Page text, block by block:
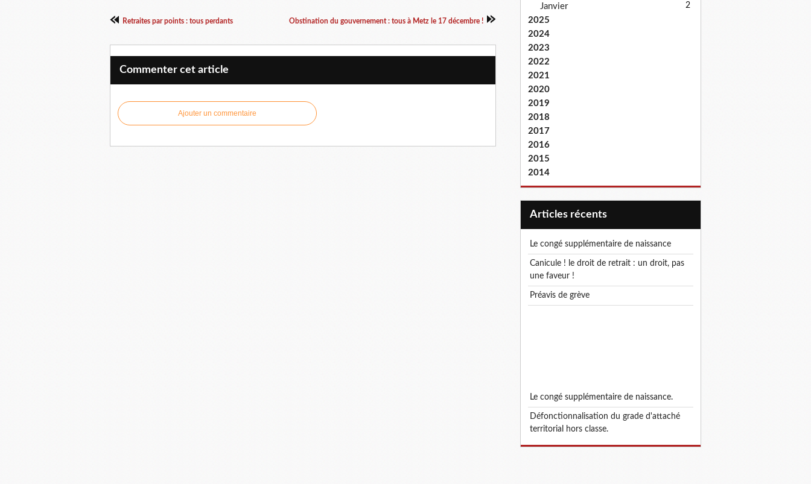
Retraites par points : tous perdants Obstination du gouvernement : tous à Metz le 17 décembre !
Commenter cet article
Ajouter un commentaire
Janvier 2
2025
2024
2023
2022
2021
2020
2019
2018
2017
2016
2015
2014
articles récents
le congé supplémentaire de naissance
canicule ! le droit de retrait : un droit, pas
une faveur !
préavis de grève
le congé supplémentaire de naissance.
défonctionnalisation du grade d'attaché
territorial hors classe.